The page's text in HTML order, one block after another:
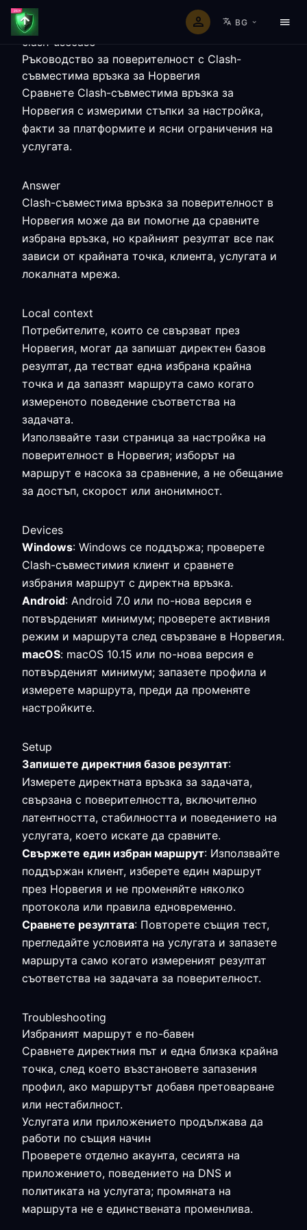
BG
clash-usecase
Ръководство за поверителност с Clash-
съвместима връзка за Норвегия
Сравнете Clash-съвместима връзка за
Норвегия с измерими стъпки за настройка,
факти за платформите и ясни ограничения на
услугата.
Answer
Clash-съвместима връзка за поверителност в
Норвегия може да ви помогне да сравните
избрана връзка, но крайният резултат все пак
зависи от крайната точка, клиента, услугата и
локалната мрежа.
Local context
Потребителите, които се свързват през
Норвегия, могат да запишат директен базов
резултат, да тестват една избрана крайна
точка и да запазят маршрута само когато
измереното поведение съответства на
задачата.
Използвайте тази страница за настройка на
поверителност в Норвегия; изборът на
маршрут е насока за сравнение, а не обещание
за достъп, скорост или анонимност.
Devices
Windows: Windows се поддържа; проверете
Clash-съвместимия клиент и сравнете
избрания маршрут с директна връзка.
Android: Android 7.0 или по-нова версия е
потвърденият минимум; проверете активния
режим и маршрута след свързване в Норвегия.
macOS: macOS 10.15 или по-нова версия е
потвърденият минимум; запазете профила и
измерете маршрута, преди да променяте
настройките.
Setup
Запишете директния базов резултат:
Измерете директната връзка за задачата,
свързана с поверителността, включително
латентността, стабилността и поведението на
услугата, което искате да сравните.
Свържете един избран маршрут: Използвайте
поддържан клиент, изберете един маршрут
през Норвегия и не променяйте няколко
протокола или правила едновременно.
Сравнете резултата: Повторете същия тест,
прегледайте условията на услугата и запазете
маршрута само когато измереният резултат
съответства на задачата за поверителност.
Troubleshooting
Избраният маршрут е по-бавен
Сравнете директния път и една близка крайна
точка, след което възстановете запазения
профил, ако маршрутът добавя претоварване
или нестабилност.
Услугата или приложението продължава да
работи по същия начин
Проверете отделно акаунта, сесията на
приложението, поведението на DNS и
политиката на услугата; промяната на
маршрута не е единствената променлива.